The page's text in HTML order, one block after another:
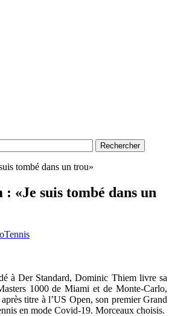
«Je suis tombé dans un
à Der Standard, Dominic Thiem livre sa
1000 de Miami et de Monte-Carlo,
titre à l’US Open, son premier Grand
en mode Covid-19. Morceaux choisis.